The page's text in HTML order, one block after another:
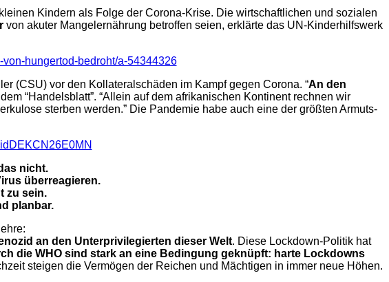
Kindern als Folge der Corona-Krise. Die wirtschaftlichen und sozialen
von akuter Mangelernährung betroffen seien, erklärte das UN-Kinderhilfswerk
hungertod-bedroht/a-54344326
(CSU) vor den Kollateralschäden im Kampf gegen Corona. “An den
“Handelsblatt”. “Allein auf dem afrikanischen Kontinent rechnen wir
sterben werden.” Die Pandemie habe auch eine der größten Armuts-
nicht.
überreagieren.
zu sein.
planbar.
an den Unterprivilegierten dieser Welt. Diese Lockdown-Politik hat
die WHO sind stark an eine Bedingung geknüpft: harte Lockdowns
steigen die Vermögen der Reichen und Mächtigen in immer neue Höhen.